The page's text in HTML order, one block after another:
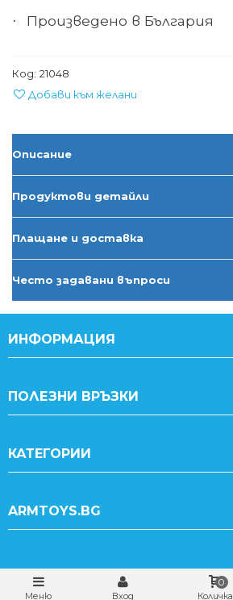
· Произведено в България
Код: 21048
Добави към желани
Описание
Продуктови детайли
Плащане и доставка
Често задавани въпроси
ИНФОРМАЦИЯ
ПОЛЕЗНИ ВРЪЗКИ
КАТЕГОРИИ
ARMTOYS.BG
Меню Вход Количка
0